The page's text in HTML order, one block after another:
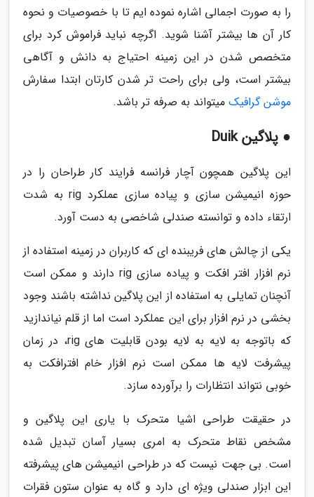
را به صورت اجمالی اشاره نموده ایم تا با خصوصیات و نحوه
کار آن ها بیشتر آشنا شوید. اگرچه نباید فراموش کرد برای
متخصص شدن در این زمینه احتیاج به دانش و آگاهی
بیشتر است، ولی برای راحت تر شدن کارتان ابتدا سفارش
موشن گرافیک میتواند به صرفه تر باشد.
● پلاگین Duik
این پلاگین همچون آچار فرانسه فرایند کار طراحان را در
حوزه انیمیشن سازی و پیاده سازی عملکرد rig به شدت
ارتقاء داده و توانسته صندلی شاخصی به دست آورد.
یکی از چالش های فریبنده ای که کاربران در زمینه استفاده از
نرم افزار افتر افکت و پیاده سازی rig دارند و ممکن است
آنچنان تمایلی به استفاده از این پلاگین نداشته باشند وجود
بخشی در نرم افزار برای این عملکرد است اما از قلم نیاندازید
که باتوجه به لایه به لایه بودن قابلیت های rig، در زمان
پیشرفت لایه ها ممکن است نرم افزار خام افترافکت به
خوبی نتواند انتظارات را برآورده سازد.
در حقیقت طراحی اشیا متحرک با یاری این پلاگین و
مشخص نقاط متحرک به امری بسیار آسان تبدیل شده
است. بی جهت نیست که در طراحی انیمیشن های پیشرفته
این ابزار صندلی ویژه ای دارد و گاه به عنوان ستون فقرات